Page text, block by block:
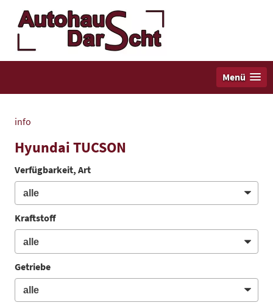
Menü
info
Hyundai TUCSON
Verfügbarkeit, Art
Kraftstoff
Getriebe